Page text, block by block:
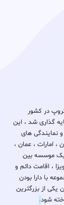
ثبتا گروپ در کشور
گذاری شد ، این
نمایندگی های
، امارات ، عمان ،
یک موسسه بین
، اقامت دائم و
با دارا بودن
یکی از بزرگترین
شود.